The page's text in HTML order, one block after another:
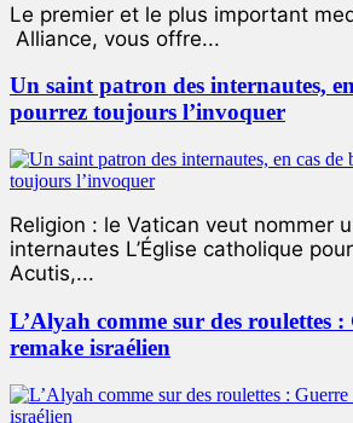
Le premier et le plus important
Alliance, vous offre...
Un saint patron des internautes,
pourrez toujours l’invoquer
Religion : le Vatican veut nommer
internautes L’Église catholique
Acutis,...
L’Alyah comme sur des roulettes
remake israélien